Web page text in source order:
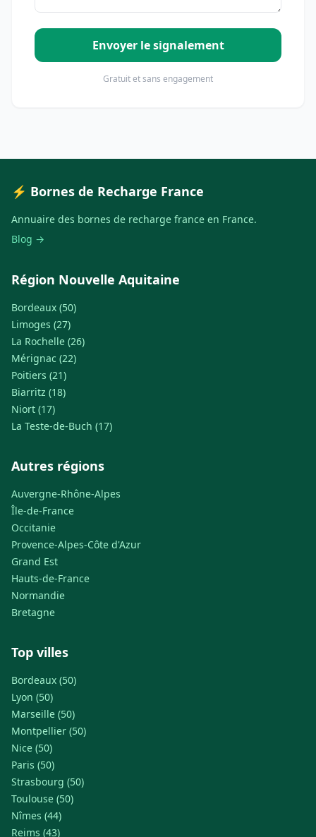
Envoyer le signalement
Gratuit et sans engagement
⚡ Bornes de Recharge France
Annuaire des bornes de recharge france en France.
Blog →
Région Nouvelle Aquitaine
Bordeaux (50)
Limoges (27)
La Rochelle (26)
Mérignac (22)
Poitiers (21)
Biarritz (18)
Niort (17)
La Teste-de-Buch (17)
Autres régions
Auvergne-Rhône-Alpes
Île-de-France
Occitanie
Provence-Alpes-Côte d'Azur
Grand Est
Hauts-de-France
Normandie
Bretagne
Top villes
Bordeaux (50)
Lyon (50)
Marseille (50)
Montpellier (50)
Nice (50)
Paris (50)
Strasbourg (50)
Toulouse (50)
Nîmes (44)
Reims (43)